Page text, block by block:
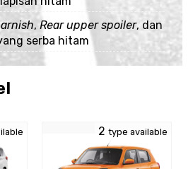
, Rear upper spoiler, dan
serba hitam
2 type available